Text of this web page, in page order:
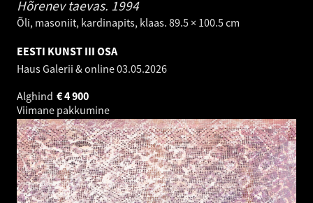
Hõrenev taevas. 1994
Õli, masoniit, kardinapits, klaas. 89.5 × 100.5 cm
EESTI KUNST III OSA
Haus Galerii & online03.05.2026
Alghind
4 900
€
Viimane pakkumine